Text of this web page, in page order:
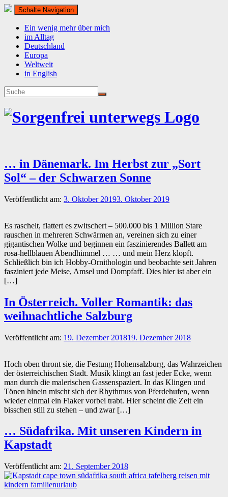
Schalte Navigation
Ein wenig mehr über mich
im Alltag
Deutschland
Europa
Weltweit
in English
… in Dänemark. Im Herbst zur „Sort
Sol“ – der Schwarzen Sonne
Veröffentlicht am: 3. Oktober 20193. Oktober 2019
Es raschelt, flattert es zwitschert – 500.000 bis 1 Million Stare
rauschen in mehreren Schwärmen an, vereinen sich zu einer
gigantischen Wolke und beginnen ein faszinierendes Ballett am
rosa-hellblauen Abendhimmel … … und mein Herz klopft.
Schließlich bin ich Hobby-Ornithologin und beobachte seit Jahren
fasziniert jede Meise, Amsel und Dompfaff. Dies hier ist aber ein
[…]
In Österreich. Voller Romantik: das
weihnachtliche Salzburg
Veröffentlicht am: 19. Dezember 201819. Dezember 2018
Hoch oben thront sie, die Festung Hohensalzburg, das Wahrzeichen
der österreichischen Stadt. Musik klingt an fast jeder Ecke, wenn
man durch die malerischen Gassenspaziert. In das Klingen und
Tönen hinein mischt sich der Rhythmus von Pferdehufen, wenn
wieder einmal ein Fiaker vorbei trabt. Hier scheint die Zeit ein
bisschen still zu stehen – und zwar […]
… Südafrika. Mit unseren Kindern in
Kapstadt
Veröffentlicht am: 21. September 2018